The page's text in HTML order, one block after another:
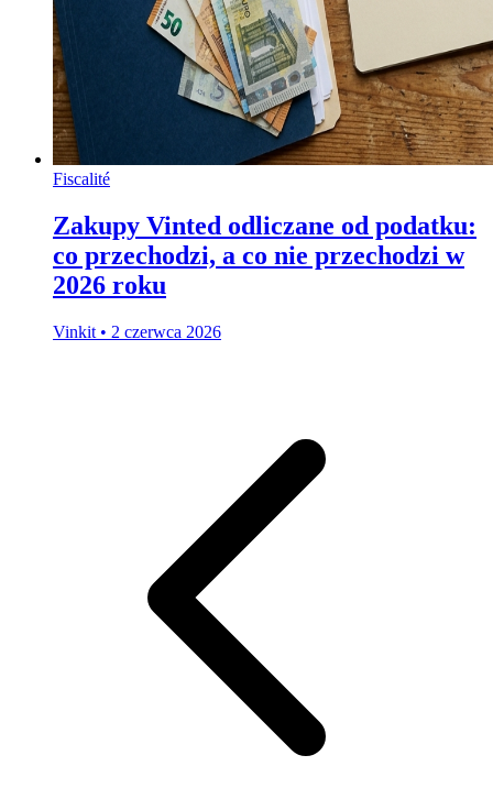
Fiscalité
Zakupy Vinted odliczane od podatku:
co przechodzi, a co nie przechodzi w
2026 roku
Vinkit • 2 czerwca 2026